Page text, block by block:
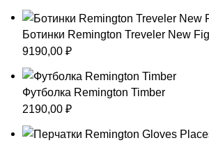
Ботинки Remington Treveler New
9190,00 ₽
Футболка Remington Timber
2190,00 ₽